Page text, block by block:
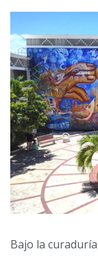
Bajo la